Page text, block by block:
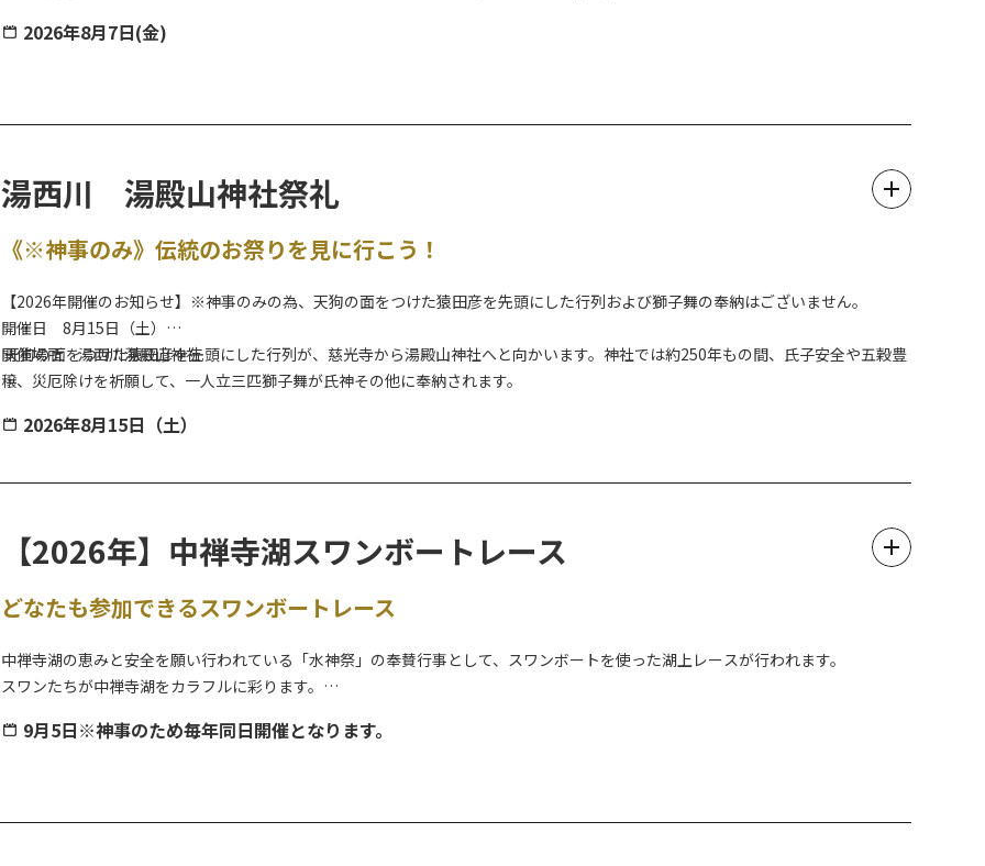
発祥当初は従業員の慰労のためのものでしたが、現在では多くの市民が参加し、にぎやかなイベントとなっています。
となります。
2026年8月7日（金）限定の無料シャトルバスが運行します。
2026年8月7日(金)
湯西川 湯殿山神社祭礼
《※神事のみ》伝統のお祭りを見に行こう！
【2026年開催のお知らせ】※神事のみの為、天狗の面をつけた猿田彦を先頭にした行列および獅子舞の奉納はございません。
開催日 8月15日（土）
開催場所 湯西川湯殿山神社
天狗の面をつけた猿田彦を先頭にした行列が、慈光寺から湯殿山神社へと向かいます。神社では約250年もの間、氏子安全や五穀豊
穣、災厄除けを祈願して、一人立三匹獅子舞が氏神その他に奉納されます。
2026年8月15日（土）
【2026年】中禅寺湖スワンボートレース
どなたも参加できるスワンボートレース
中禅寺湖の恵みと安全を願い行われている「水神祭」の奉賛行事として、スワンボートを使った湖上レースが行われます。
スワンたちが中禅寺湖をカラフルに彩ります。
当日は先着順での受付となりますので、参加をご希望の方はどうぞお早めにお越しください。
9月5日※神事のため毎年同日開催となります。